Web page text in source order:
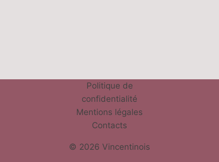
Politique de
confidentialité
Mentions légales
Contacts
© 2026 Vincentinois